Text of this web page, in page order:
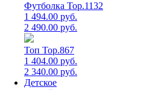
Футболка Top.1132
1 494.00 руб.
2 490.00 руб.
Топ Top.867
1 404.00 руб.
2 340.00 руб.
Детское